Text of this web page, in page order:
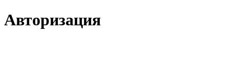
Авторизация